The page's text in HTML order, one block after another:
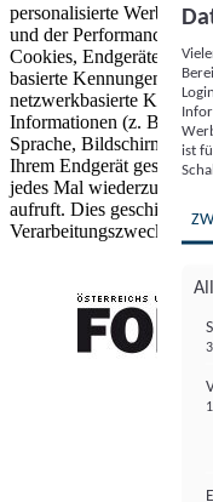
personalisierte Werbung
und der Performance von
Cookies, Endgeräte-
basierte Kennungen,
netzwerkbasierte
Informationen (z. B.
Sprache,
Ihrem Endgerät
jedes Mal
aufruft. Dies geschieht für
Verarbeitungszwecke.
ist
FONDS